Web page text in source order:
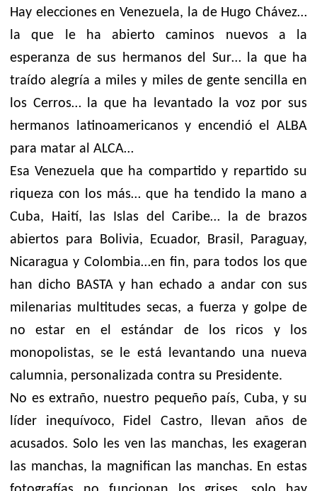
Hay elecciones en Venezuela, la de Hugo Chávez…
la que le ha abierto caminos nuevos a la
esperanza de sus hermanos del Sur… la que ha
traído alegría a miles y miles de gente sencilla en
los Cerros… la que ha levantado la voz por sus
hermanos latinoamericanos y encendió el ALBA
para matar al ALCA…
Esa Venezuela que ha compartido y repartido su
riqueza con los más… que ha tendido la mano a
Cuba, Haití, las Islas del Caribe… la de brazos
abiertos para Bolivia, Ecuador, Brasil, Paraguay,
Nicaragua y Colombia…en fin, para todos los que
han dicho BASTA y han echado a andar con sus
milenarias multitudes secas, a fuerza y golpe de
no estar en el estándar de los ricos y los
monopolistas, se le está levantando una nueva
calumnia, personalizada contra su Presidente.
No es extraño, nuestro pequeño país, Cuba, y su
líder inequívoco, Fidel Castro, llevan años de
acusados. Solo les ven las manchas, les exageran
las manchas, la magnifican las manchas. En estas